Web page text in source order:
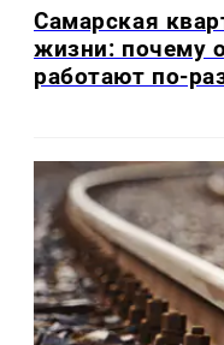
Самарская
жизни: почему
работают по-